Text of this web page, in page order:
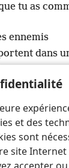
et des
sont
site Internet
tu as
ennemis
dans
.
un feu
ma
et occupe-
persécuteurs